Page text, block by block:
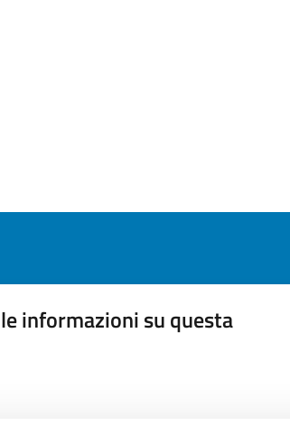
informazioni su questa
a 5 stelle)valutare la chiarezza delle informazioni